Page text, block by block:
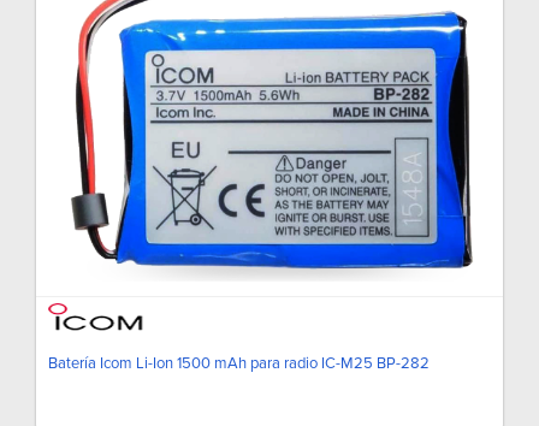
Batería Icom Li-Ion 1500 mAh para radio IC-M25 BP-282